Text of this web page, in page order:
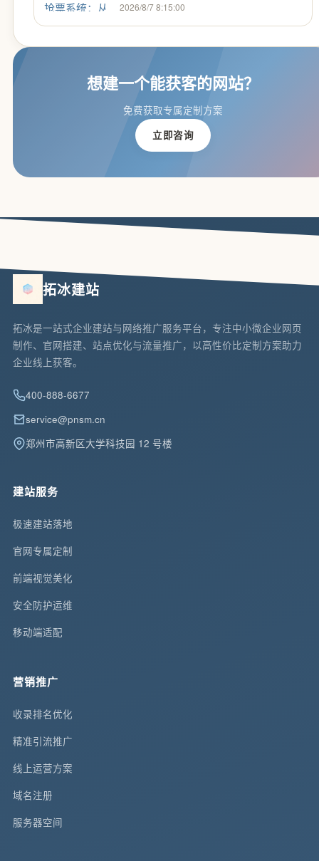
2026/8/7 8:15:00
想建一个能获客的网站？
免费获取专属定制方案
立即咨询
拓冰建站
拓冰是一站式企业建站与网络推广服务平台，专注中小微企业网页
制作、官网搭建、站点优化与流量推广，以高性价比定制方案助力
企业线上获客。
400-888-6677
service@pnsm.cn
郑州市高新区大学科技园 12 号楼
建站服务
极速建站落地
官网专属定制
前端视觉美化
安全防护运维
移动端适配
营销推广
收录排名优化
精准引流推广
线上运营方案
域名注册
服务器空间